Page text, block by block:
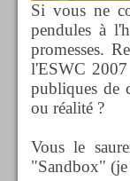
Si vous ne
pendules à
promesses.
l'ESWC 2007
publiques de
ou réalité ?
Vous le
"Sandbox" (je